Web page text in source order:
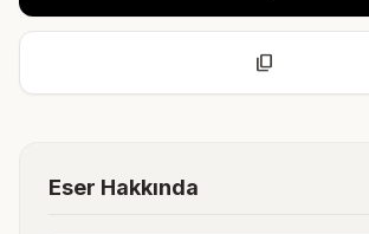
content_copy
Eser Hakkında